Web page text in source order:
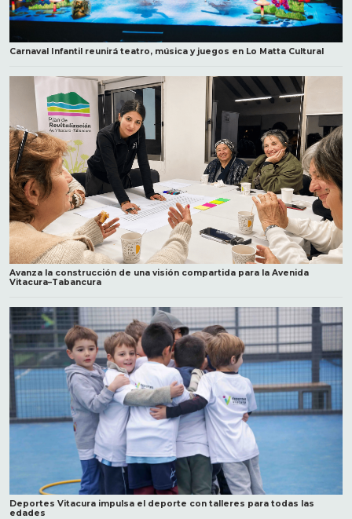
Carnaval Infantil reunirá teatro, música y juegos en Lo Matta Cultural
Avanza la construcción de una visión compartida para la Avenida
Vitacura–Tabancura
Deportes Vitacura impulsa el deporte con talleres para todas las
edades